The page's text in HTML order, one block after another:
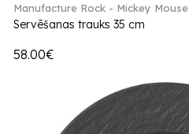
Manufacture Rock - Mickey Mouse
Servēšanas trauks 35 cm
58.00€